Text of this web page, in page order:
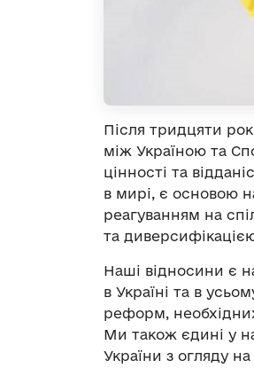
Після тридцяти
між Україною та
цінності та
в мирі, є основою
реагуванням на
та
Наші відносини є
в Україні та в
реформ,
Ми також єдині у
України з огляду